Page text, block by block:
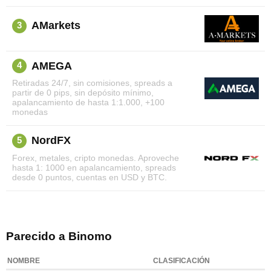
3 AMarkets
4 AMEGA
Retiradas 24/7, sin comisiones, spreads a
partir de 0 pips, sin depósito mínimo,
apalancamiento de hasta 1:1.000, +100
monedas
5 NordFX
Forex, metales, cripto monedas. Aproveche
hasta 1: 1000 en apalancamiento, spreads
desde 0 puntos, cuentas en USD y BTC.
Parecido a Binomo
NOMBRE CLASIFICACIÓN